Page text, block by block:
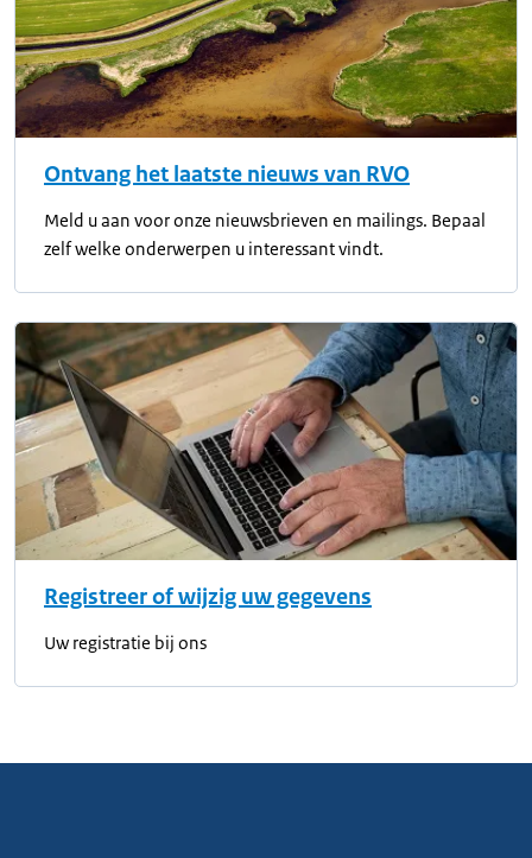
Ontvang het laatste nieuws van RVO
Meld u aan voor onze nieuwsbrieven en mailings. Bepaal
zelf welke onderwerpen u interessant vindt.
Registreer of wijzig uw gegevens
Uw registratie bij ons